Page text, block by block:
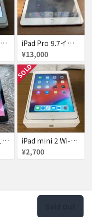
iPad 第6世代 シルバー 32GB
iPad Pro 9.7インチ Wi-Fi 32GB バッテリー新品
¥13,000
iPad 第5世代 A1822 32GB ほぼ新品
SOLD
iPad mini 2 Wi-Fi シルバー 16GB
¥2,700